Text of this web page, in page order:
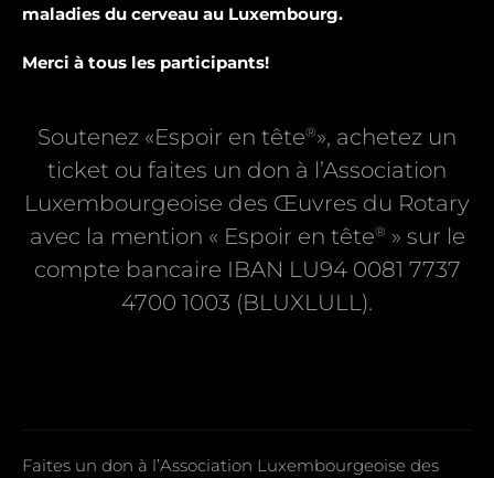
maladies du cerveau au Luxembourg.
Merci à tous les participants!
Soutenez «Espoir en tête®», achetez un
ticket ou faites un don à l’Association
Luxembourgeoise des Œuvres du Rotary
avec la mention « Espoir en tête® » sur le
compte bancaire IBAN LU94 0081 7737
4700 1003 (BLUXLULL).
Faites un don à l’Association Luxembourgeoise des